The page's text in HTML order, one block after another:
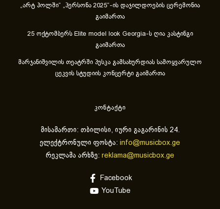
„არტ ჰოლში“ „პერსონა 2025“-ის დაჯილდოების ცერემონია
გაიმართა
25 ოქტომბერს Elite model look Georgia-ს ღია კასტინგი
გაიმართა
მარჯანიშვილის თეატრში პუსკა გამსახურდიას სამოყვარულო
ცეკვის სტუდიის კონცერტი გაიმართა
კონტაქტი
მისამართი: თბილისი, იური გაგარინის 24.
ელექტრონული ფოსტა: info@musicbox.ge
რეკლამა არხზე: reklama@musicbox.ge
Facebook
YouTube